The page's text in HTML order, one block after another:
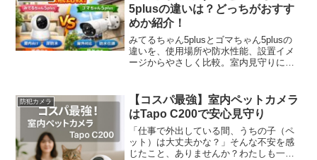
5plusの違いは？どっちがおすす
めか紹介！
みてるちゃん5plusとゴマちゃん5plusの
違いを、使用場所や防水性能、設置イメ
ージからやさしく比較。室内見守りに向
す。
防犯カメラ
【コスパ最強】室内ペットカメラ
はTapo C200で安心見守り
「仕事で外出している間、うちの子（ペ
ット）は大丈夫かな？」そんな不安を感
じたこと、ありませんか？わたしも一人